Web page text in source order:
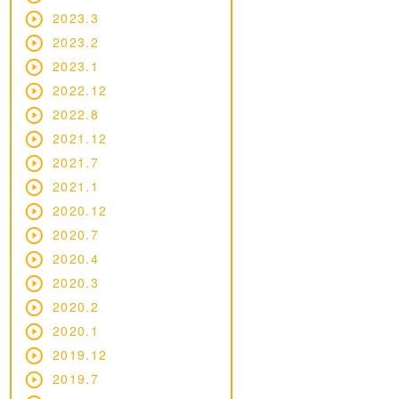
2023.3
2023.2
2023.1
2022.12
2022.8
2021.12
2021.7
2021.1
2020.12
2020.7
2020.4
2020.3
2020.2
2020.1
2019.12
2019.7